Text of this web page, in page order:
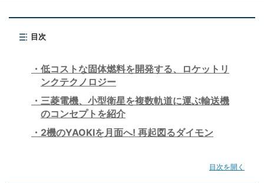
目次
低コストな固体燃料を開発する、ロケットリ
ンクテクノロジー
三菱電機、小型衛星を複数軌道に運ぶ輸送機
のコンセプトを紹介
2機のYAOKIを月面へ! 再起図るダイモン
目次を開く